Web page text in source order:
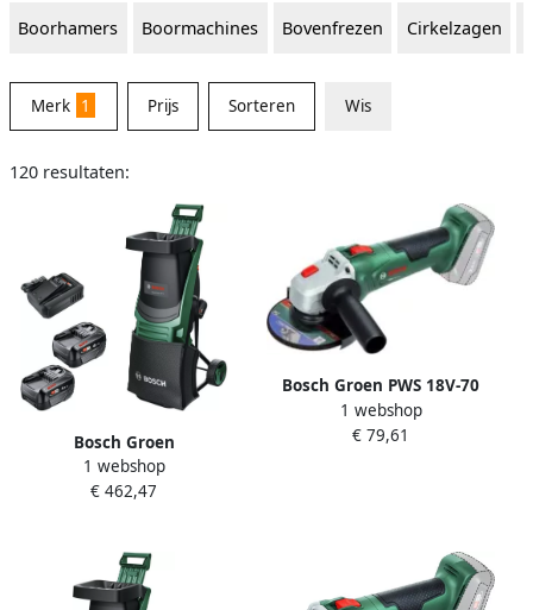
Boorhamers Boormachines Bovenfrezen Cirkelzagen
Merk 1 Prijs Sorteren Wis
120 resultaten:
Bosch Groen
UniversalShredder
Fluisterhakselaar 2x18V-25
28L Opvangzak 06008E0000
1 webshop
€ 462,47
Bosch Groen PWS 18V-70
Accu Haakse Slijper 125mm
| Zonder Accu en Lader
1 webshop
€ 79,61